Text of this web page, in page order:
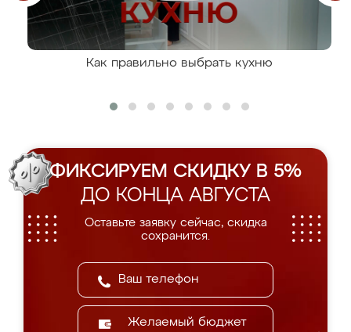
Как правильно выбрать кухню
ФИКСИРУЕМ СКИДКУ В 5%
ДО КОНЦА АВГУСТА
Оставьте заявку сейчас, скидка
сохранится.
Желаемый бюджет